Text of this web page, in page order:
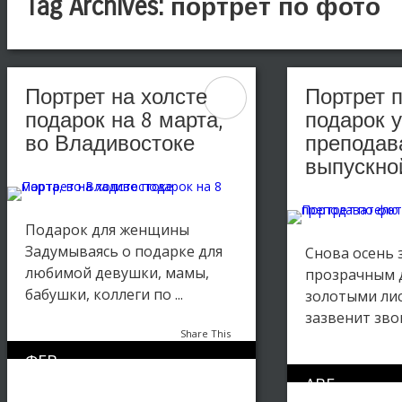
Tag Archives: портрет по фото
Портрет на холсте
подарок на 8 марта,
во Владивостоке
Подарок для женщины
Задумываясь о подарке для
любимой девушки, мамы,
бабушки, коллеги по ...
Share This
ФЕВ
Портрет
подарок
Снова осень
прозрачным
золотыми
зазвенит
АВГ